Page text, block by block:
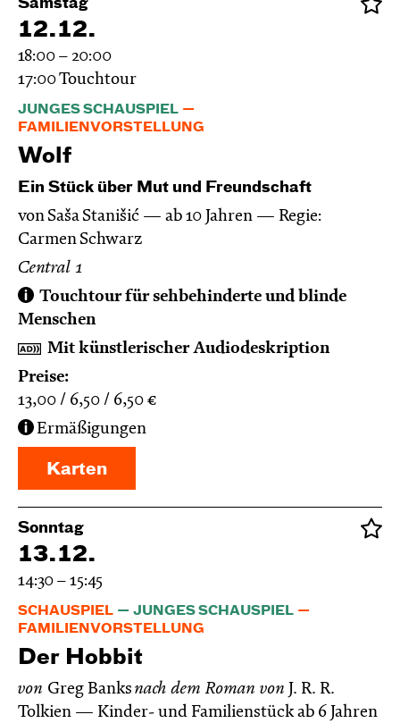
Samstag
12.12.
18:00 – 20:00
17:00Touchtour
JUNGES SCHAUSPIEL
FAMILIENVORSTELLUNG
Wolf
Ein Stück über Mut und Freundschaft
von Saša Stanišić ab 10 Jahren
Regie:
Carmen Schwarz
Central 1
Touchtour für sehbehinderte und blinde
Menschen
Mit künstlerischer Audiodeskription
Preise:
13,00
6,50 6,50 €
Ermäßigungen
Karten
Sonntag
13.12.
14:30 – 15:45
SCHAUSPIEL
JUNGES SCHAUSPIEL
FAMILIENVORSTELLUNG
Der Hobbit
von Greg Banks nach dem Roman von J. R. R.
Tolkien
Kinder- und Familienstück ab 6 Jahren